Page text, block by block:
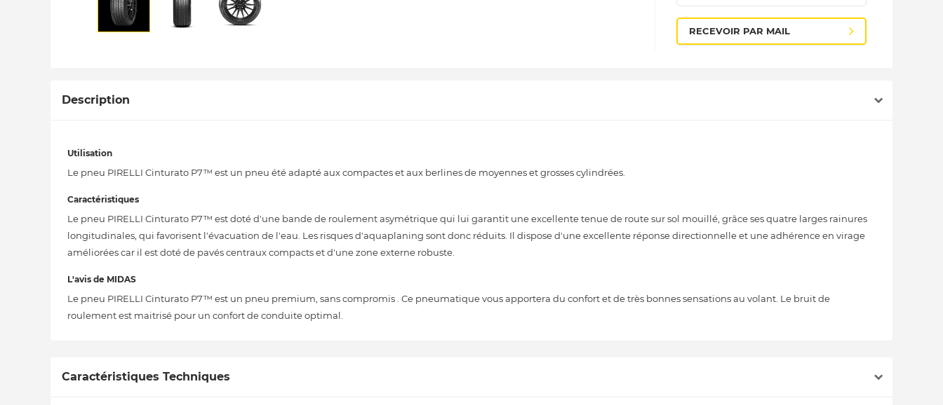
RECEVOIR PAR MAIL
Description
Utilisation
Le pneu PIRELLI Cinturato P7™ est un pneu été adapté aux compactes et aux berlines de moyennes et grosses cylindrées.
Caractéristiques
Le pneu PIRELLI Cinturato P7™ est doté d'une bande de roulement asymétrique qui lui garantit une excellente tenue de route sur sol mouillé, grâce ses quatre larges rainures
longitudinales, qui favorisent l'évacuation de l'eau. Les risques d'aquaplaning sont donc réduits. Il dispose d'une excellente réponse directionnelle et une adhérence en virage
améliorées car il est doté de pavés centraux compacts et d'une zone externe robuste.
L'avis de MIDAS
Le pneu PIRELLI Cinturato P7™ est un pneu premium, sans compromis . Ce pneumatique vous apportera du confort et de très bonnes sensations au volant. Le bruit de
roulement est maitrisé pour un confort de conduite optimal.
Caractéristiques Techniques